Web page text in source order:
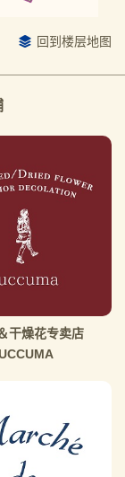
回到楼层地图
干燥花专卖店